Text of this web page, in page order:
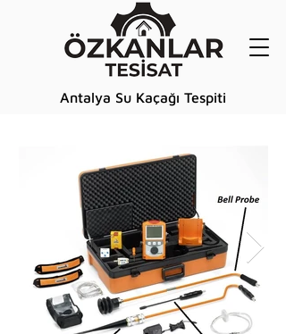
Antalya Su Kaçağı Tespiti